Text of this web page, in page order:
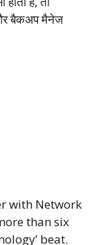
बैकअप मैनेज
with Network
than six
beat.